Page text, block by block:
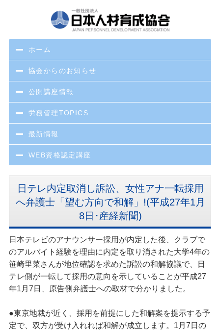
ホーム
協会からのお知らせ
公開講座情報
労務管理TOPICS
最新情報
WEB資格認定講座
日テレ内定取消し訴訟、女性アナ一転採用
へ弁護士「望む方向で和解」!(平成27年1月
8日･産経新聞)
日本テレビのアナウンサー採用が内定した後、クラブで
のアルバイト経験を理由に内定を取り消された大学4年の
笹崎里菜さんが地位確認を求めた訴訟の和解協議で、日
テレ側が一転して採用の意向を示していることが平成27
年1月7日、原告側弁護士への取材で分かりました。
●東京地裁が近く、採用を前提にした和解案を提示する予
定で、双方が受け入れれば和解が成立します。1月7日の